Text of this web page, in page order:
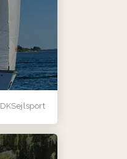
DKSejlsport